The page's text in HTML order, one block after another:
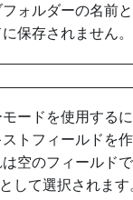
ォルダーの名前
保存されません。
ードを使用する
トフィールドを
空のフィールド
して選択されま